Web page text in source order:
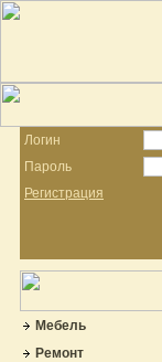
Логин
Пароль
Регистрация
Мебель
Ремонт